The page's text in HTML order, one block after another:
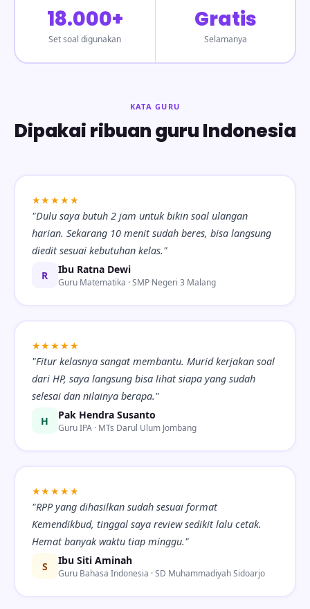
18.000+
Set soal digunakan
Gratis
Selamanya
KATA GURU
Dipakai ribuan guru Indonesia
★★★★★
"Dulu saya butuh 2 jam untuk bikin soal ulangan
harian. Sekarang 10 menit sudah beres, bisa langsung
diedit sesuai kebutuhan kelas."
R
Ibu Ratna Dewi
Guru Matematika · SMP Negeri 3 Malang
★★★★★
"Fitur kelasnya sangat membantu. Murid kerjakan soal
dari HP, saya langsung bisa lihat siapa yang sudah
selesai dan nilainya berapa."
H
Pak Hendra Susanto
Guru IPA · MTs Darul Ulum Jombang
★★★★★
"RPP yang dihasilkan sudah sesuai format
Kemendikbud, tinggal saya review sedikit lalu cetak.
Hemat banyak waktu tiap minggu."
S
Ibu Siti Aminah
Guru Bahasa Indonesia · SD Muhammadiyah Sidoarjo